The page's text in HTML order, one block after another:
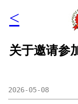
<
关于邀请参
2026-05-08